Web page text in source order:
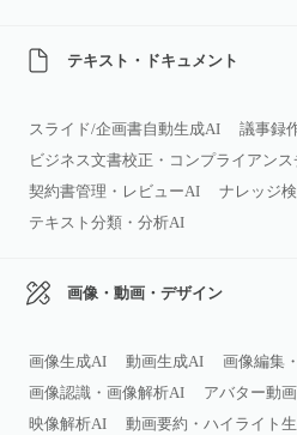
テキスト・ドキュメント
スライド/企画書自動生成AI 議事録
ビジネス文書校正・コンプライアン
契約書管理・レビューAI
ナレッジ
テキスト分類・分析AI
画像・動画・デザイン
画像生成AI 動画生成AI
画像編集
画像認識・画像解析AI
アバター動
映像解析AI
動画要約・ハイライト